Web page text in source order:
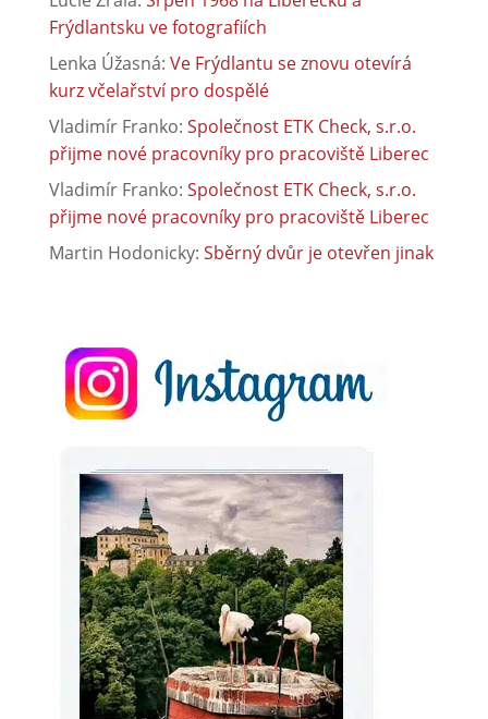
Frýdlantsku ve fotografiích
Lenka Úžasná: Ve Frýdlantu se znovu otevírá
kurz včelařství pro dospělé
Vladimír Franko: Společnost ETK Check, s.r.o.
přijme nové pracovníky pro pracoviště Liberec
Vladimír Franko: Společnost ETK Check, s.r.o.
přijme nové pracovníky pro pracoviště Liberec
Martin Hodonicky: Sběrný dvůr je otevřen jinak